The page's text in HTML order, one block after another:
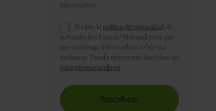
informativo)
Acepto la política de privacidad de
la Fundación Pasqual Maragall para que
me mantenga informado/a sobre sus
iniciativas. Puedo ejercer mis derechos en
gdpr@fpmaragall.org.